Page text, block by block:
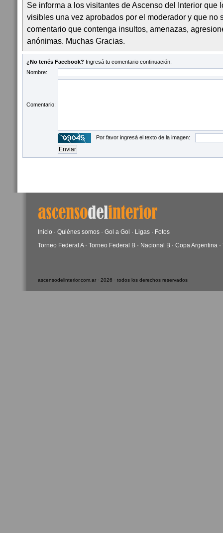
Se informa a los visitantes de Ascenso del Interior que
visibles una vez aprobados por el moderador y que no
comentario que contenga insultos, amenazas,
anónimas. Muchas Gracias.
¿No tenés Facebook? Ingresá tu comentario continuación:
Nombre:
Comentario:
Por favor ingresá el texto de la imagen:
Inicio · Quiénes somos · Gol a Gol · Ligas · Fotos
Torneo Federal A· Torneo Federal B · Nacional B · Copa Argentina ·
ascensodelinterior.com.ar · 2026 · todos los derechos reservados